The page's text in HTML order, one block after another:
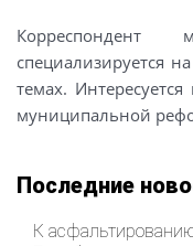
Корреспондент
специализируется
темах.
муниципальной
Последние
К